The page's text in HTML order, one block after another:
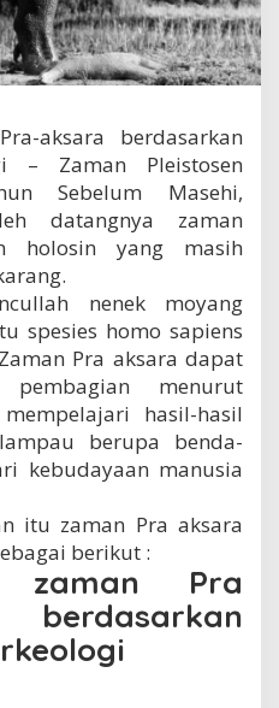
aksara berdasarkan
– Zaman Pleistosen
Sebelum Masehi,
datangnya zaman
holosin yang masih
nenek moyang
spesies homo sapiens
Pra aksara dapat
menurut
hasil-hasil
berupa benda-
kebudayaan manusia
itu zaman Pra aksara
berikut :
zaman Pra